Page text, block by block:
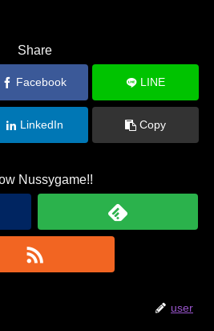
Share
Facebook LINE
LinkedIn Copy
Nussygame!!
user